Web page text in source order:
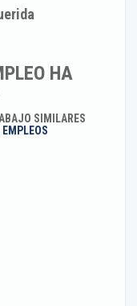
HA
SIMILARES
EMPLEOS